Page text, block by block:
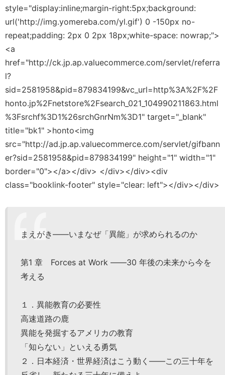
style="display:inline;margin-right:5px;background:
url('http://img.yomereba.com/yl.gif') 0 -150px no-
repeat;padding: 2px 0 2px 18px;white-space: nowrap;">
<a
href="http://ck.jp.ap.valuecommerce.com/servlet/referra
l?
sid=2581958&pid=879834199&vc_url=http%3A%2F%2F
honto.jp%2Fnetstore%2Fsearch_021_104990211863.html
%3Fsrchf%3D1%26srchGnrNm%3D1" target="_blank"
title="bk1" >honto<img
src="http://ad.jp.ap.valuecommerce.com/servlet/gifbann
er?sid=2581958&pid=879834199" height="1" width="1"
border="0"></a></div> </div></div><div
class="booklink-footer" style="clear: left"></div></div>
まえがき――いまなぜ「異能」が求められるのか
第1 章 Forces at Work ――30 年後の未来から今を
考える
１．異能教育の必要性
高速道路の鹿
異能を発掘するアメリカの教育
「知らない」といえる勇気
２．日本経済・世界経済はこう動く――この三十年を